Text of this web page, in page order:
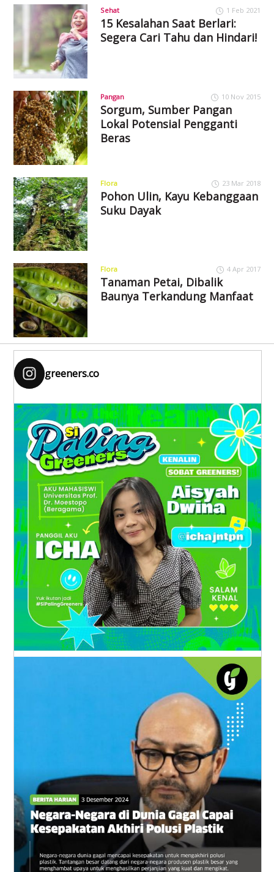
Sehat 1 Feb 2021
15 Kesalahan Saat Berlari:
Segera Cari Tahu dan Hindari!
Pangan 10 Nov 2015
Sorgum, Sumber Pangan
Lokal Potensial Pengganti
Beras
Flora 23 Mar 2018
Pohon Ulin, Kayu Kebanggaan
Suku Dayak
Flora 4 Apr 2017
Tanaman Petai, Dibalik
Baunya Terkandung Manfaat
greeners.co